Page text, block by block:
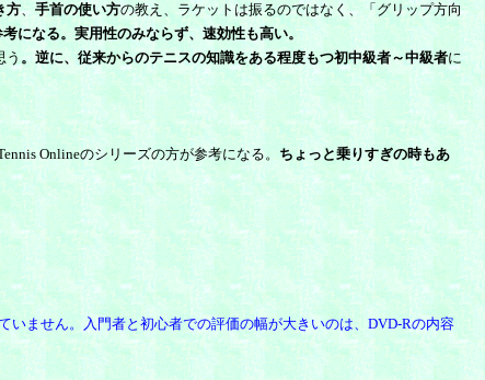
方、手首の使い方の教え、ラケットは振るのではなく、「グリップ方向
になる。実用性のみならず、速効性も高い。
う 。逆に、従来からのテニスの知識をある程度もつ初中級者～中級者に
Onlineのシリーズの方が参考になる。 ちょっと乗りすぎの時もあ
ません。入門者と初心者での評価の幅が大きいのは、DVD-Rの内容